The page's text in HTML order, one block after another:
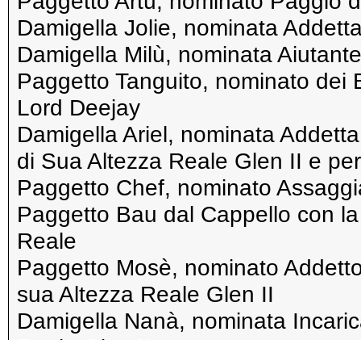
Damigella Jolie, nominata
Damigella Milù, nominata
Paggetto Tanguito, nominato dei
Lord Deejay
Damigella Ariel, nominata
di Sua Altezza Reale Glen II e
Paggetto Chef, nominato
Paggetto Bau dal Cappello con
Reale
Paggetto Mosè, nominato
sua Altezza Reale Glen II
Damigella Nanà, nominata